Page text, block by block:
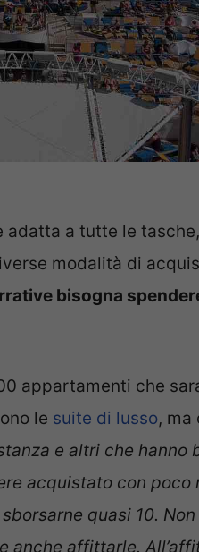
a tutte le
modalità di
bisogna
appartamenti che
le suite di lusso, ma
e altri che hanno
acquistato con poco
quasi 10.
anche affittarle.